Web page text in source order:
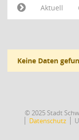
Aktuell
Keine Daten
© 2025 Stadt
Datenschutz